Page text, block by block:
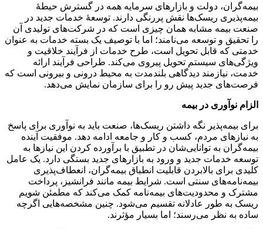
بیمه‌گران، دولت و بازارهای سرمایه همه در گسترش حیطۀ
بیمه‌پذیری ریسک‌ها نقش پررنگی دارند. توسعۀ خدمات جدید در
صنعت بیمه مشابه همان چیزی است که در شرکت‌های تولیدی آن
را تحقیق و توسعه می‌نامند؛ اما با توصیف یک بسته خدمات به عنوان
خدمتی که قابل تحویل است، طرح خدمات از فرآیند خلاقیت و
ویژگی‌های سیستم تحویل پیروی می‌کند. طراحی فرآیند ارائه
خدمت، نیازمند دیدگاهی بلندمدت به محیط درونی و بیرونی است که
فرصت‌های جدید پیش رو را برای سازمان نمایش می‌دهد.
الزام نوآوری در بیمه
برای بیمه‌پذیر نگه داشتن ریسک‌ها، صنعت باید به نوآوری برای پاسخ
به نیازهای مردم، کسب و کار و جامعه ادامه دهد. موفقیت آینده
بیمه‌گران به توانایی‌شان در تطبیق با برآورده کردن این نیازها به
توسعه خدمات جدید و ورود به بازارهای جدید بستگی دارد. یک عامل
کلیدی برای بالابردن قابلیت انطباق بیمه‌گران، انعطاف‌پذیری
بیمه‌نامه‌های سنتی است. شرایط بیمه مانند فرانشیز، پرداخت
مشترک و محدودیت‌های بیمه‌نامه کمک می‌کند که مطمئن شویم
ریسک به طور عادلانه تقسیم می‌شود. چنین مشخصه‌هایی اگرچه
ساده به نظر می‌رسند؛ اما بسیار مؤثرند.